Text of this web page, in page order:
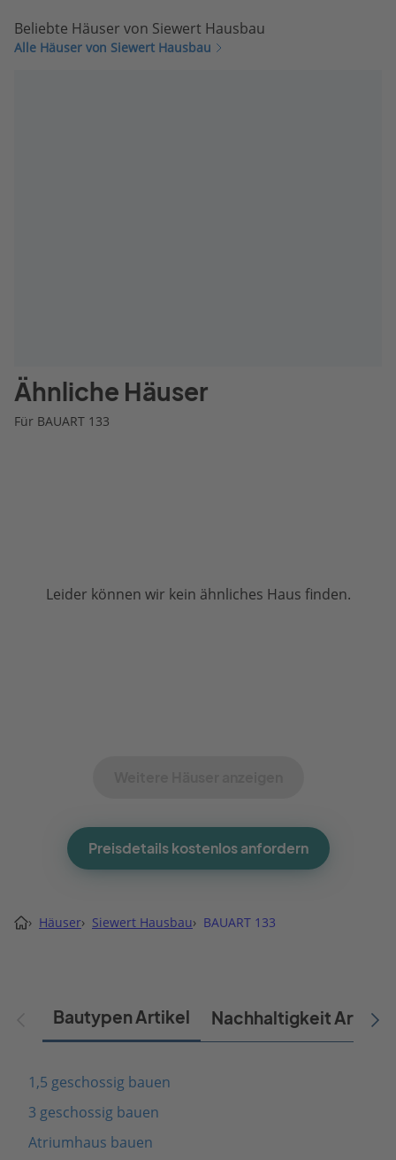
Beliebte Häuser von Siewert Hausbau
Alle Häuser von Siewert Hausbau
Ähnliche Häuser
Für BAUART 133
Leider können wir kein ähnliches Haus finden.
Preisdetails kostenlos anfordern
› Häuser› Siewert Hausbau› BAUART 133
Bautypen Artikel Nachhaltigkeit Artikel
1,5 geschossig bauen
3 geschossig bauen
Atriumhaus bauen